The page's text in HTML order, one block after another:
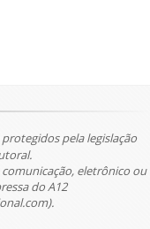
pela legislação
eletrônico ou
do A12